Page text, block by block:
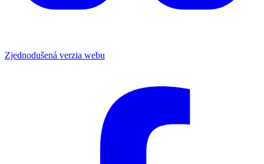
Zjednodušená verzia webu